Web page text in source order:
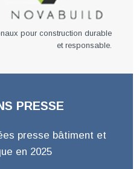
pour construction durable
et responsable.
PRESSE
presse bâtiment et
en 2025